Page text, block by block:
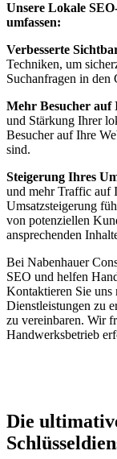
Unsere Lokale
umfassen:
Verbesserte
Techniken, um
Suchanfragen in den
Mehr Besucher auf
und Stärkung Ihrer
Besucher auf Ihre
sind.
Steigerung Ihres
und mehr Traffic auf
Umsatzsteigerung
von potenziellen
ansprechenden
Bei Nabenhauer
SEO und helfen
Kontaktieren Sie uns
Dienstleistungen zu
zu vereinbaren. Wir
Handwerksbetrieb
Die